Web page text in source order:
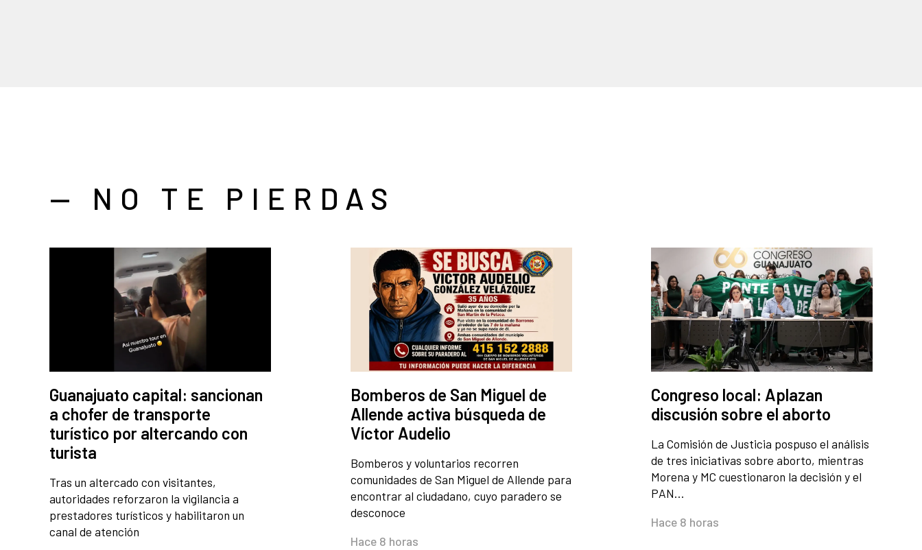
— NO TE PIERDAS
Guanajuato capital: sancionan
a chofer de transporte
turístico por altercando con
turista
Tras un altercado con visitantes,
autoridades reforzaron la vigilancia a
prestadores turísticos y habilitaron un
canal de atención
Bomberos de San Miguel de
Allende activa búsqueda de
Víctor Audelio
Bomberos y voluntarios recorren
comunidades de San Miguel de Allende para
encontrar al ciudadano, cuyo paradero se
desconoce
Hace 8 horas
Congreso local: Aplazan
discusión sobre el aborto
La Comisión de Justicia pospuso el análisis
de tres iniciativas sobre aborto, mientras
Morena y MC cuestionaron la decisión y el
PAN…
Hace 8 horas